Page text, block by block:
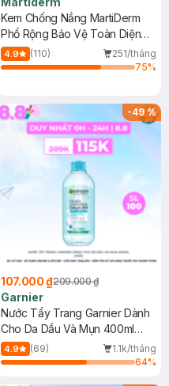
Kem Chống Nắng MartiDerm
Phổ Rộng Bảo Vệ Toàn Diện
40ml
4.9 (110)
251/tháng
75%
-49%
107.000 ₫209.000 ₫
Garnier
Nước Tẩy Trang Garnier Dành
Cho Da Dầu Và Mụn 400ml
(Mới)
4.9 (69)
1.1k/tháng
64%